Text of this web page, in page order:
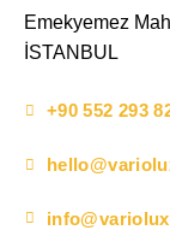
Emekyemez
İSTANBUL
+90 552 293